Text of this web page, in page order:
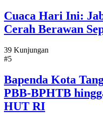
Cuaca Hari Ini:
Cerah Berawan
39 Kunjungan
#5
Bapenda Kota
PBB-BPHTB
HUT RI